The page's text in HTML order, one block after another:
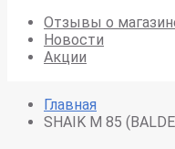
Отзывы о
Новости
Акции
Главная
SHAIK M 85